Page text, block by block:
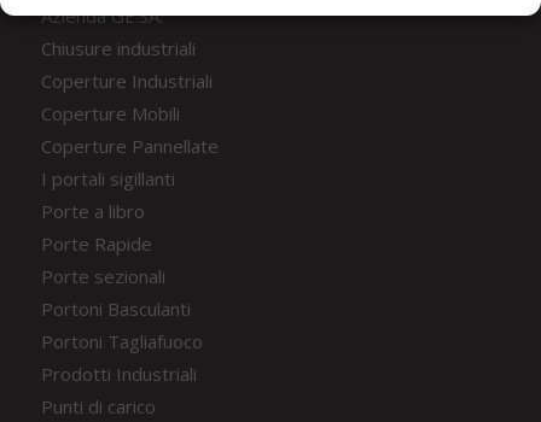
Azienda GE.SA.
Chiusure industriali
Coperture Industriali
Coperture Mobili
Coperture Pannellate
I portali sigillanti
Porte a libro
Porte Rapide
Porte sezionali
Portoni Basculanti
Portoni Tagliafuoco
Prodotti Industriali
Punti di carico